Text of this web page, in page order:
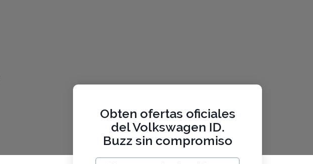
Obten ofertas oficiales
del Volkswagen ID.
Buzz sin compromiso